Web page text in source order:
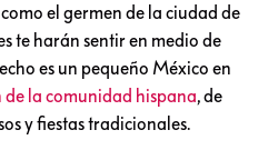
el germen de la ciudad de
te harán sentir en medio de
es un pequeño México en
la comunidad hispana , de
y fiestas tradicionales.